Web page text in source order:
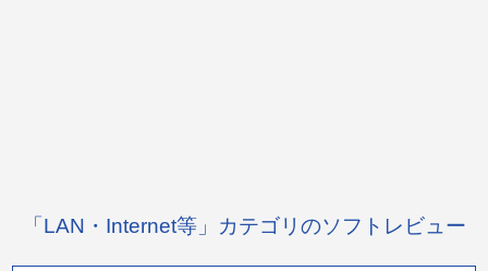
「LAN・Internet等」カテゴリのソフトレビュー